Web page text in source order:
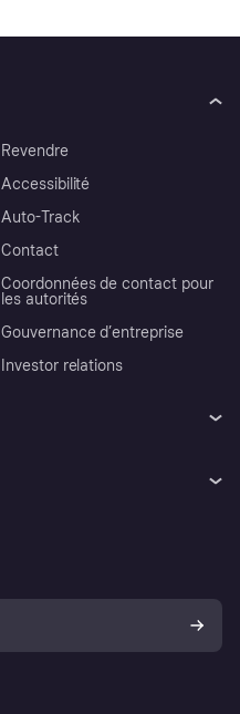
Revendre
Accessibilité
Auto-Track
Contact
Coordonnées de contact pour
les autorités
Gouvernance d’entreprise
Investor relations